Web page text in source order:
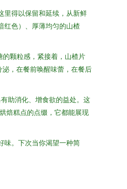
里得以保留和延续，从新鲜
红色）、厚薄均匀的山楂
的颗粒感，紧接着，山楂片
，在餐前唤醒味蕾，在餐后
助消化、增食欲的益处。这
焙糕点的点缀，它都能展现
味。下次当你渴望一种简